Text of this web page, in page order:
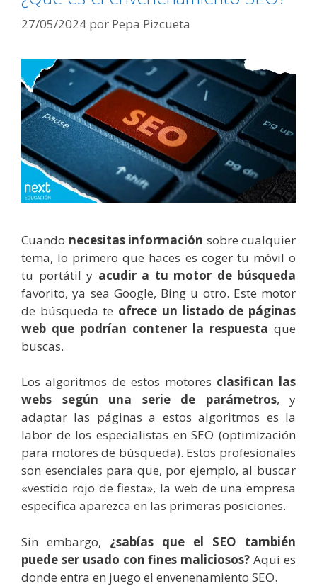
27/05/2024 por Pepa Pizcueta
Cuando necesitas información sobre cualquier
tema, lo primero que haces es coger tu móvil o
tu portátil y acudir a tu motor de búsqueda
favorito, ya sea Google, Bing u otro. Este motor
de búsqueda te ofrece un listado de páginas
web que podrían contener la respuesta que
buscas.
Los algoritmos de estos motores clasifican las
webs según una serie de parámetros, y
adaptar las páginas a estos algoritmos es la
labor de los especialistas en SEO (optimización
para motores de búsqueda). Estos profesionales
son esenciales para que, por ejemplo, al buscar
«vestido rojo de fiesta», la web de una empresa
específica aparezca en las primeras posiciones.
Sin embargo, ¿sabías que el SEO también
puede ser usado con fines maliciosos? Aquí es
donde entra en juego el envenenamiento SEO.